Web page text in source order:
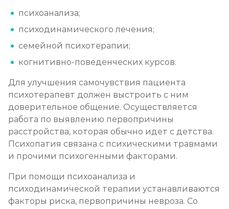
психоанализа;
психодинамического лечения;
семейной психотерапии;
когнитивно-поведенческих курсов.
Для улучшения самочувствия пациента
психотерапевт должен выстроить с ним
доверительное общение. Осуществляется
работа по выявлению первопричины
расстройства, которая обычно идет с детства.
Психопатия связана с психическими травмами
и прочими психогенными факторами.
При помощи психоанализа и
психодинамической терапии устанавливаются
факторы риска, первопричины невроза. Со